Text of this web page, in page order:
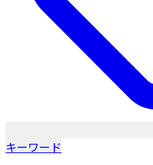
キーワード